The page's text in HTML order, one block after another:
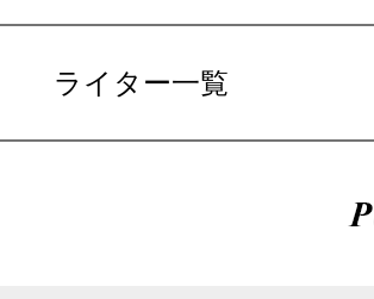
ライター一覧